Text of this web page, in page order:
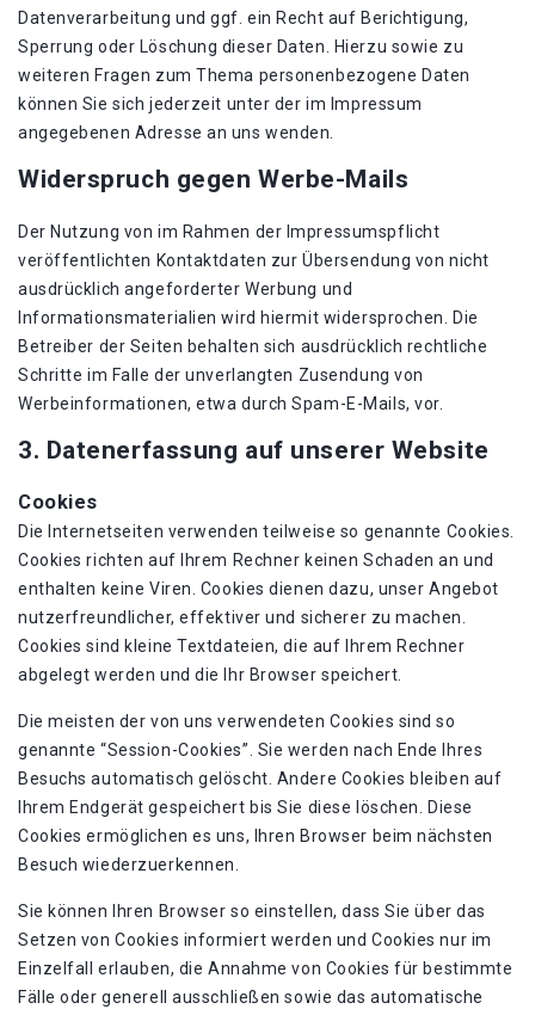
Datenverarbeitung und ggf. ein Recht auf Berichtigung,
Sperrung oder Löschung dieser Daten. Hierzu sowie zu
weiteren Fragen zum Thema personenbezogene Daten
können Sie sich jederzeit unter der im Impressum
angegebenen Adresse an uns wenden.
Widerspruch gegen Werbe-Mails
Der Nutzung von im Rahmen der Impressumspflicht
veröffentlichten Kontaktdaten zur Übersendung von nicht
ausdrücklich angeforderter Werbung und
Informationsmaterialien wird hiermit widersprochen. Die
Betreiber der Seiten behalten sich ausdrücklich rechtliche
Schritte im Falle der unverlangten Zusendung von
Werbeinformationen, etwa durch Spam-E-Mails, vor.
3. Datenerfassung auf unserer Website
Cookies
Die Internetseiten verwenden teilweise so genannte Cookies.
Cookies richten auf Ihrem Rechner keinen Schaden an und
enthalten keine Viren. Cookies dienen dazu, unser Angebot
nutzerfreundlicher, effektiver und sicherer zu machen.
Cookies sind kleine Textdateien, die auf Ihrem Rechner
abgelegt werden und die Ihr Browser speichert.
Die meisten der von uns verwendeten Cookies sind so
genannte “Session-Cookies”. Sie werden nach Ende Ihres
Besuchs automatisch gelöscht. Andere Cookies bleiben auf
Ihrem Endgerät gespeichert bis Sie diese löschen. Diese
Cookies ermöglichen es uns, Ihren Browser beim nächsten
Besuch wiederzuerkennen.
Sie können Ihren Browser so einstellen, dass Sie über das
Setzen von Cookies informiert werden und Cookies nur im
Einzelfall erlauben, die Annahme von Cookies für bestimmte
Fälle oder generell ausschließen sowie das automatische